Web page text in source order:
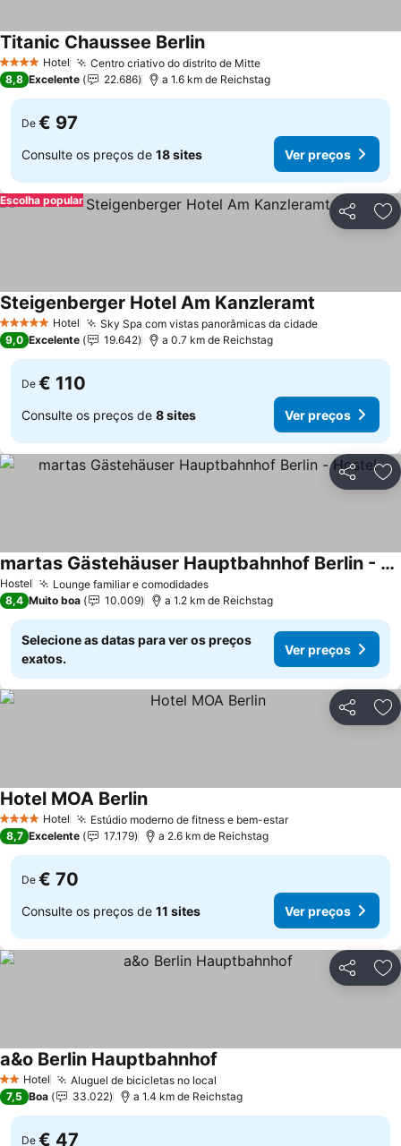
4 EstrelasHotel Centro criativo do distrito de MitteVer preços
Titanic Chaussee BerlinVer preços
8,8 Excelente 22.686 a 1.6 km de Reichstag
De € 97
Consulte os preços de 18 sites Ver preços
Partilhar
Escolha popular
5 Estrelas Hotel Sky Spa com vistas panorâmicas da cidadeVer preços
Steigenberger Hotel Am Kanzleramt
9,0 Excelente 19.642 a 0.7 km de Reichstag
De € 110
Consulte os preços de 8 sites Ver preços
Partilhar
Hostel Lounge familiar e comodidadesVer preços
martas Gästehäuser Hauptbahnhof Berlin - Hostel
Ver preços
8,4 Muito boa 10.009 a 1.2 km de Reichstag
Selecione as datas para ver os preços
exatos.
Ver preços
Partilhar
4 EstrelasHotel Estúdio moderno de fitness e bem-estarVer preços
Hotel MOA BerlinVer preços
8,7 Excelente 17.179 a 2.6 km de Reichstag
De € 70
Consulte os preços de 11 sites Ver preços
Partilhar
2 Estrelas
Hotel Aluguel de bicicletas no local
a&o Berlin Hauptbahnhof
7,5 Boa 33.022 a 1.4 km de Reichstag
De € 47